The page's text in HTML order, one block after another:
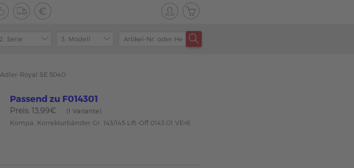
Adler-Royal SE 5040
Passend zu F014301
Preis: 13,99€
(1 Variante)
Kompa. Korrekturbänder Gr. 143/145 Lift-Off 0143.01 VE=6